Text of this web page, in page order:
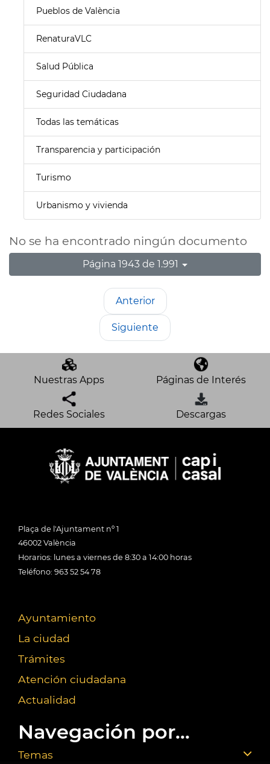
Pueblos de València
RenaturaVLC
Salud Pública
Seguridad Ciudadana
Todas las temáticas
Transparencia y participación
Turismo
Urbanismo y vivienda
No se ha encontrado ningún documento
Página 1943 de 1.991
Anterior
Siguiente
Nuestras Apps Páginas de Interés
Redes Sociales Descargas
Plaça de l'Ajuntament nº 1
46002 València
Horarios: lunes a viernes de 8:30 a 14:00 horas
Teléfono: 963 52 54 78
Ayuntamiento
La ciudad
Trámites
Atención ciudadana
Actualidad
Navegación por...
Temas